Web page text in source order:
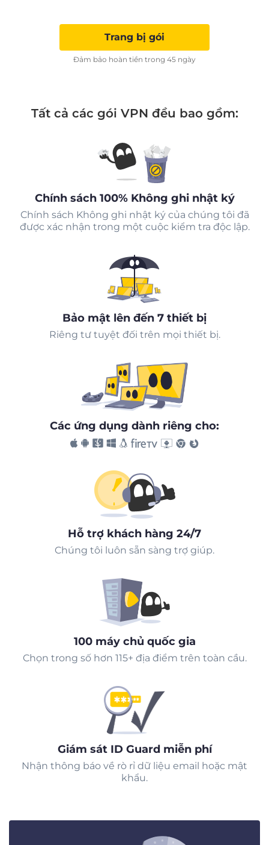
Trang bị gói
Đảm bảo hoàn tiền trong 45 ngày
Tất cả các gói VPN đều bao gồm:
Chính sách 100% Không ghi nhật ký
Chính sách Không ghi nhật ký của chúng tôi đã
được xác nhận trong một cuộc kiểm tra độc lập.
Bảo mật lên đến 7 thiết bị
Riêng tư tuyệt đối trên mọi thiết bị.
Các ứng dụng dành riêng cho:
Hỗ trợ khách hàng 24/7
Chúng tôi luôn sẵn sàng trợ giúp.
100 máy chủ quốc gia
Chọn trong số hơn 115+ địa điểm trên toàn cầu.
Giám sát ID Guard miễn phí
Nhận thông báo về rò rỉ dữ liệu email hoặc mật
khẩu.